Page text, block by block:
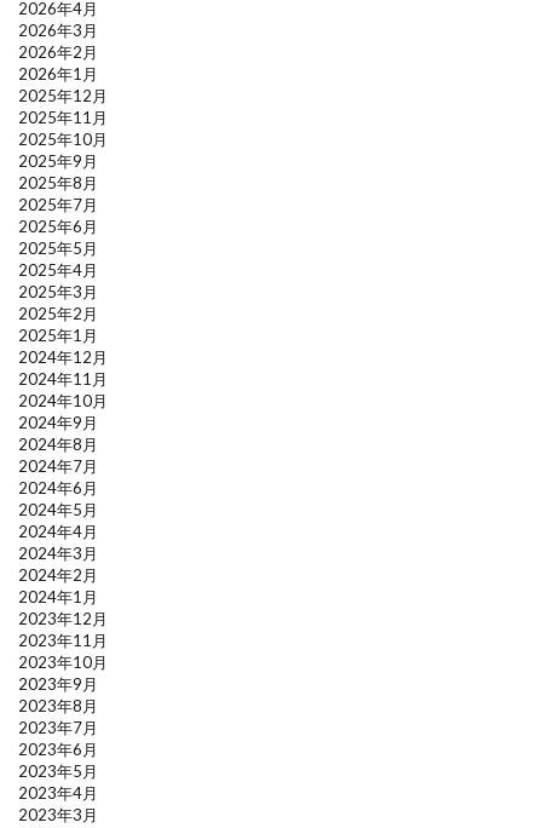
2026年4月
2026年3月
2026年2月
2026年1月
2025年12月
2025年11月
2025年10月
2025年9月
2025年8月
2025年7月
2025年6月
2025年5月
2025年4月
2025年3月
2025年2月
2025年1月
2024年12月
2024年11月
2024年10月
2024年9月
2024年8月
2024年7月
2024年6月
2024年5月
2024年4月
2024年3月
2024年2月
2024年1月
2023年12月
2023年11月
2023年10月
2023年9月
2023年8月
2023年7月
2023年6月
2023年5月
2023年4月
2023年3月